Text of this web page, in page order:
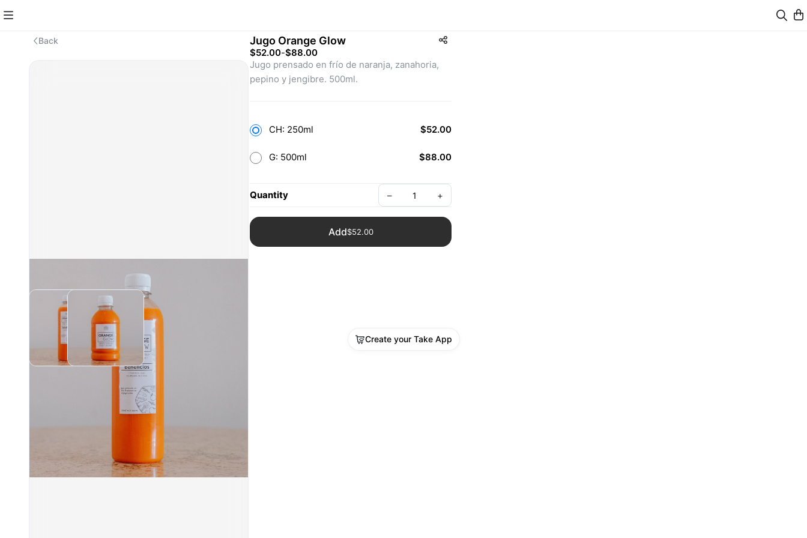
Back Jugo Orange Glow
$52.00-$88.00
Jugo prensado en frío de naranja, zanahoria,
pepino y jengibre. 500ml.
CH: 250ml $52.00
G: 500ml $88.00
Quantity – +
Add$52.00
Create your Take App